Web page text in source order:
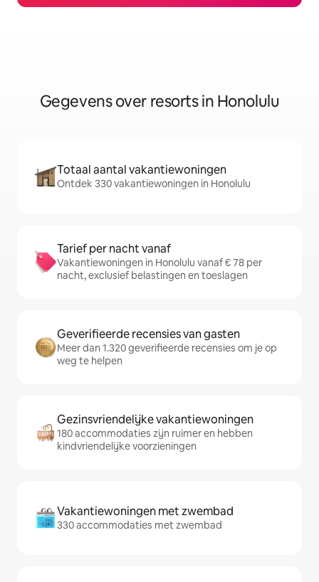
Gegevens over resorts in Honolulu
Totaal aantal vakantiewoningen
Ontdek 330 vakantiewoningen in Honolulu
Tarief per nacht vanaf
Vakantiewoningen in Honolulu vanaf € 78 per
nacht, exclusief belastingen en toeslagen
Geverifieerde recensies van gasten
Meer dan 1.320 geverifieerde recensies om je op
weg te helpen
Gezinsvriendelijke vakantiewoningen
180 accommodaties zijn ruimer en hebben
kindvriendelijke voorzieningen
Vakantiewoningen met zwembad
330 accommodaties met zwembad